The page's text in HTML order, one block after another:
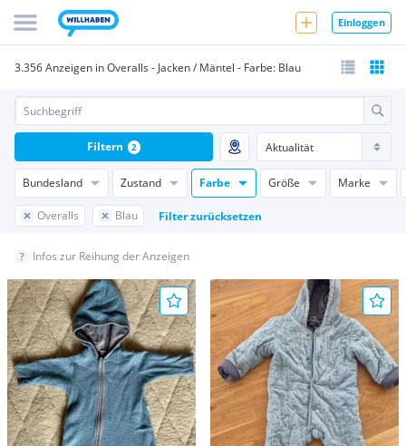
Einloggen
3.356 Anzeigen in Overalls - Jacken / Mäntel - Farbe: Blau
Bundesland Zustand Farbe Größe Marke
Overalls Blau Filter zurücksetzen
Filtern 2
Infos zur Reihung der Anzeigen